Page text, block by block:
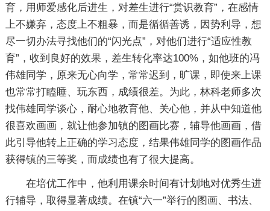
育，用师爱感化后进生，对差生进行“赏识教育”，在感情
上不嫌弃，态度上不粗暴，而是循循善诱，因势利导，想
尽一切办法寻找他们的“闪光点”，对他们进行“适应性教
育”，收到良好的效果，差生转化率达100%，如他班的冯
伟雄同学，原来无心向学，常常迟到，旷课，即使来上课
也常常打瞌睡、玩东西，成绩很差。为此，林科老师多次
找伟雄同学谈心，耐心地教育他、关心他，并从中知道他
很喜欢画画，就让他参加镇的图画比赛，辅导他画画，借
此引导他转上正确的学习态度，结果伟雄同学的图画作品
获得镇的三等奖，而成绩也有了很大提高。
在培优工作中，他利用课余时间有计划地对优秀生进
行辅导，取得显著成绩。在镇“六一”举行的图画、书法、